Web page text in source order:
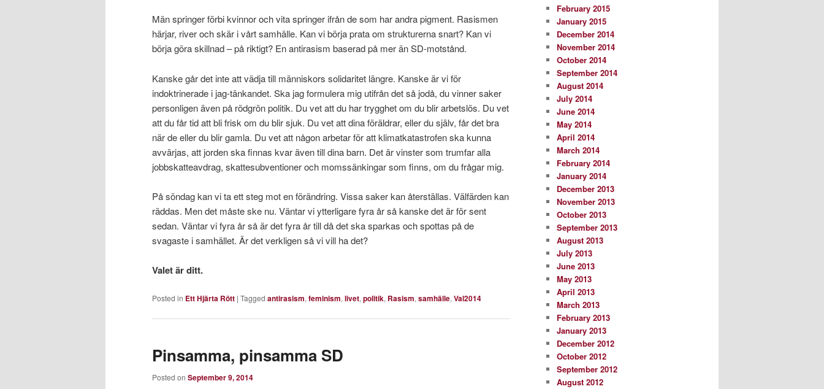
Män springer förbi kvinnor och vita springer ifrån de som har andra pigment. Rasismen
härjar, river och skär i vårt samhälle. Kan vi börja prata om strukturerna snart? Kan vi
börja göra skillnad – på riktigt? En antirasism baserad på mer än SD-motstånd.
Kanske går det inte att vädja till människors solidaritet längre. Kanske är vi för
indoktrinerade i jag-tänkandet. Ska jag formulera mig utifrån det så jodå, du vinner saker
personligen även på rödgrön politik. Du vet att du har trygghet om du blir arbetslös. Du vet
att du får tid att bli frisk om du blir sjuk. Du vet att dina föräldrar, eller du själv, får det bra
när de eller du blir gamla. Du vet att någon arbetar för att klimatkatastrofen ska kunna
avvärjas, att jorden ska finnas kvar även till dina barn. Det är vinster som trumfar alla
jobbskatteavdrag, skattesubventioner och momssänkingar som finns, om du frågar mig.
På söndag kan vi ta ett steg mot en förändring. Vissa saker kan återställas. Välfärden kan
räddas. Men det måste ske nu. Väntar vi ytterligare fyra år så kanske det är för sent
sedan. Väntar vi fyra år så är det fyra år till då det ska sparkas och spottas på de
svagaste i samhället. Är det verkligen så vi vill ha det?
Valet är ditt.
Posted in Ett Hjärta Rött | Tagged antirasism, feminism, livet, politik, Rasism, samhälle, Val2014
Pinsamma, pinsamma SD
Posted on September 9, 2014
February 2015
January 2015
December 2014
November 2014
October 2014
September 2014
August 2014
July 2014
June 2014
May 2014
April 2014
March 2014
February 2014
January 2014
December 2013
November 2013
October 2013
September 2013
August 2013
July 2013
June 2013
May 2013
April 2013
March 2013
February 2013
January 2013
December 2012
October 2012
September 2012
August 2012